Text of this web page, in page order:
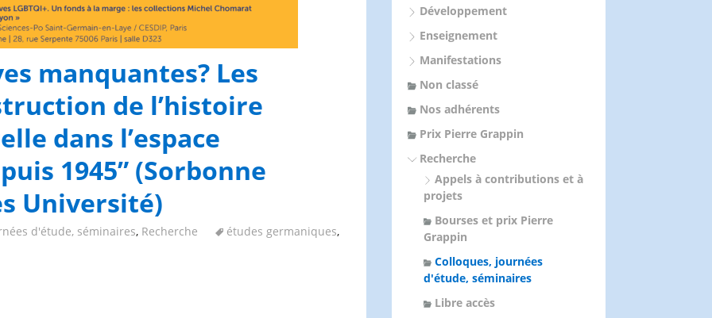
manquantes? Les
de l’histoire
dans l’espace
1945” (Sorbonne
Université)
d'étude, séminaires, Recherche études germaniques,
:
Développement
Enseignement
Manifestations
Non classé
Nos adhérents
Prix Pierre Grappin
Recherche
Appels à contributions et à
projets
Bourses et prix Pierre
Grappin
Colloques, journées
d'étude, séminaires
Libre accès